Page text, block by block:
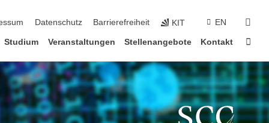
Datenschutz Barrierefreiheit KIT EN
Studium Veranstaltungen Stellenangebote Kontakt